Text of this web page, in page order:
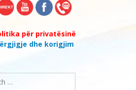
për privatësinë
dhe korigjim